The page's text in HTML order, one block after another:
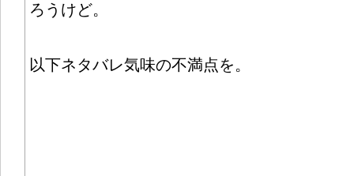
ろうけど。
以下ネタバレ気味の不満点を。